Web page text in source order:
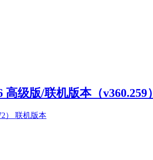
级版/联机版本（v360.259）